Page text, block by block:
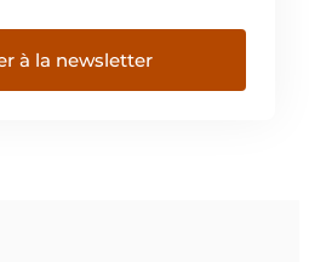
à la newsletter